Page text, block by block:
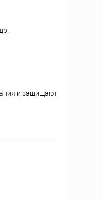
и защищают